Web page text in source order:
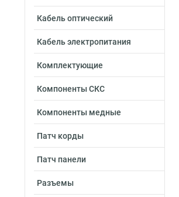
Кабель оптический
Кабель электропитания
Комплектующие
Компоненты СКС
Компоненты медные
Патч корды
Патч панели
Разъемы